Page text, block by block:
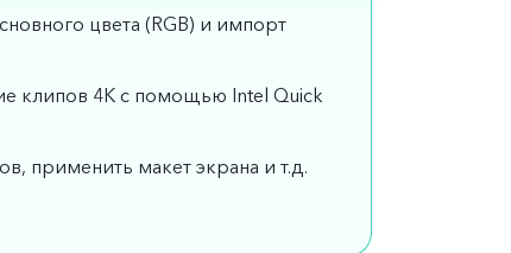
цвета (RGB) и импорт
клипов 4K с помощью Intel Quick
применить макет экрана и т.д.